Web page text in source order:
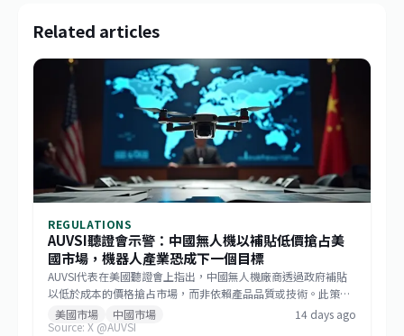
Related articles
REGULATIONS
AUVSI聽證會示警：中國無人機以補貼低價搶占美
國市場，機器人產業恐成下一個目標
AUVSI代表在美國聽證會上指出，中國無人機廠商透過政府補貼
以低於成本的價格搶占市場，而非依賴產品品質或技術。此策略
已成功主導美國消費級與商用無人機市場，如今相同模式正擴散
至機器人領域。此舉促使美國國會推動《GUARD Act》，並喚起
美國市場 中國市場
14 days ago
Source: X @AUVSI